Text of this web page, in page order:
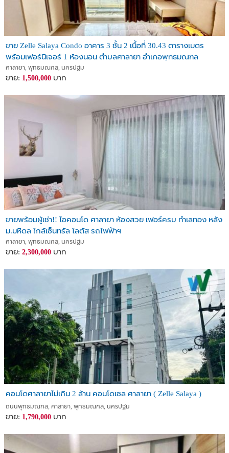
ขาย Zelle Salaya Condo อาคาร 3 ชั้น 2 เนื้อที่ 30.43 ตารางเมตร
พร้อมเฟอร์นิเจอร์ 1 ห้องนอน ตำบลศาลายา อำเภอพุทธมณฑล
จังหวัดนครปฐม
ศาลายา, พุทธมณฑล, นครปฐม
ขาย: 1,500,000 บาท
ขายพร้อมผู้เช่า!! ไอคอนโด ศาลายา ห้องสวย เฟอร์ครบ ทำเลทอง หลัง
ม.มหิดล ใกล้เซ็นทรัล โลตัส รถไฟฟ้าฯ
ศาลายา, พุทธมณฑล, นครปฐม
ขาย: 2,300,000 บาท
คอนโดศาลายาไม่เกิน 2 ล้าน คอนโดเซล ศาลายา ( Zelle Salaya )
ถนนพุทธมณฑล, ศาลายา, พุทธมณฑล, นครปฐม
ขาย: 1,790,000 บาท